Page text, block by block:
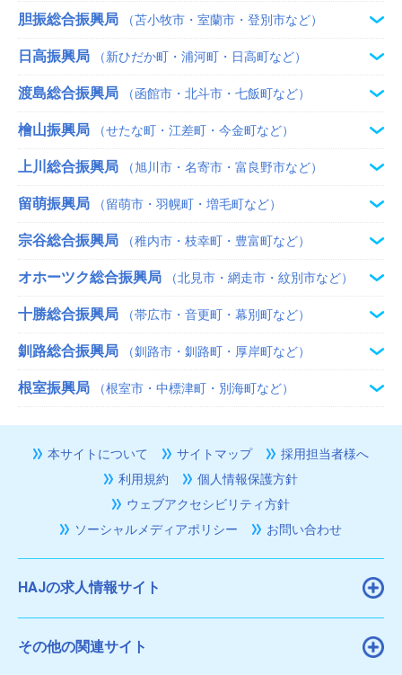
胆振総合振興局 （苫小牧市・室蘭市・登別市など）
日高振興局 （新ひだか町・浦河町・日高町など）
渡島総合振興局 （函館市・北斗市・七飯町など）
檜山振興局 （せたな町・江差町・今金町など）
上川総合振興局 （旭川市・名寄市・富良野市など）
留萌振興局 （留萌市・羽幌町・増毛町など）
宗谷総合振興局 （稚内市・枝幸町・豊富町など）
オホーツク総合振興局 （北見市・網走市・紋別市など）
十勝総合振興局 （帯広市・音更町・幕別町など）
釧路総合振興局 （釧路市・釧路町・厚岸町など）
根室振興局 （根室市・中標津町・別海町など）
本サイトについて サイトマップ
採用担当者様へ
利用規約
個人情報保護方針
ウェブアクセシビリティ方針
ソーシャルメディアポリシー
お問い合わせ
HAJの求人情報サイト
その他の関連サイト